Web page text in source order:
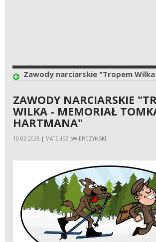
ZAWODY NARCIARSKIE
WILKA - MEMORIAŁ
HARTMANA"
10.02.2026 | MATEUSZ ŚWIERCZYŃSKI